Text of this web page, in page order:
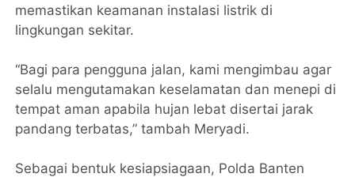
memastikan keamanan instalasi listrik di
lingkungan sekitar.
“Bagi para pengguna jalan, kami mengimbau agar
selalu mengutamakan keselamatan dan menepi di
tempat aman apabila hujan lebat disertai jarak
pandang terbatas,” tambah Meryadi.
Sebagai bentuk kesiapsiagaan, Polda Banten